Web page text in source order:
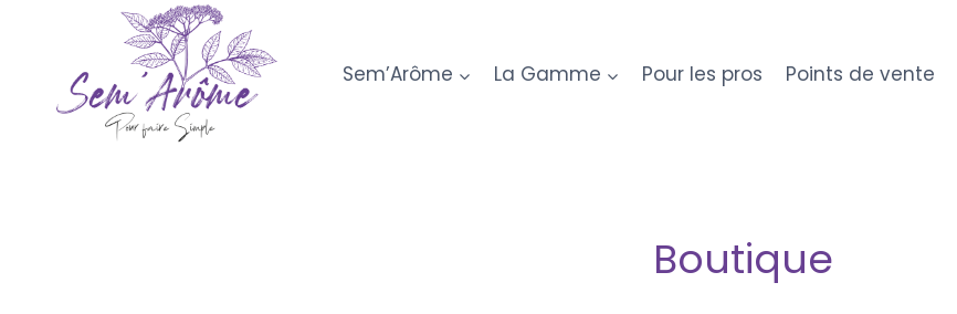
Sem’Arôme La Gamme Pour les pros Points de vente
Boutique